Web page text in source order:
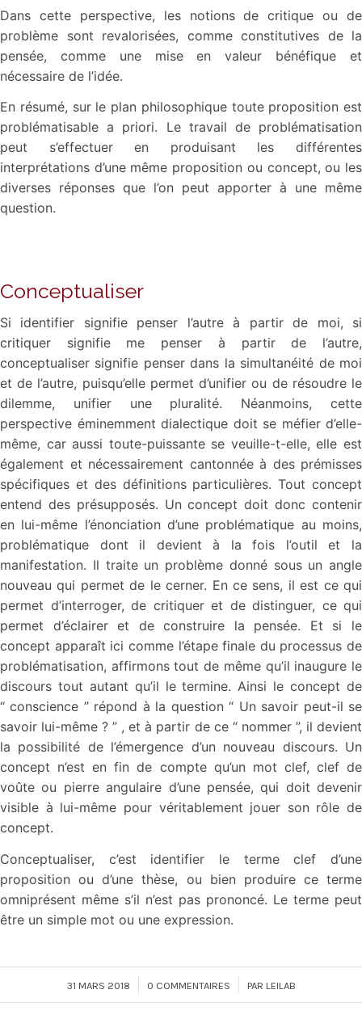
Dans cette perspective, les notions de critique ou de
problème sont revalorisées, comme constitutives de la
pensée, comme une mise en valeur bénéfique et
nécessaire de l’idée.
En résumé, sur le plan philosophique toute proposition est
problématisable a priori. Le travail de problématisation
peut s’effectuer en produisant les différentes
interprétations d’une même proposition ou concept, ou les
diverses réponses que l’on peut apporter à une même
question.
Conceptualiser
Si identifier signifie penser l’autre à partir de moi, si
critiquer signifie me penser à partir de l’autre,
conceptualiser signifie penser dans la simultanéité de moi
et de l’autre, puisqu’elle permet d’unifier ou de résoudre le
dilemme, unifier une pluralité. Néanmoins, cette
perspective éminemment dialectique doit se méfier d’elle-
même, car aussi toute-puissante se veuille-t-elle, elle est
également et nécessairement cantonnée à des prémisses
spécifiques et des définitions particulières. Tout concept
entend des présupposés. Un concept doit donc contenir
en lui-même l’énonciation d’une problématique au moins,
problématique dont il devient à la fois l’outil et la
manifestation. Il traite un problème donné sous un angle
nouveau qui permet de le cerner. En ce sens, il est ce qui
permet d’interroger, de critiquer et de distinguer, ce qui
permet d’éclairer et de construire la pensée. Et si le
concept apparaît ici comme l’étape finale du processus de
problématisation, affirmons tout de même qu’il inaugure le
discours tout autant qu’il le termine. Ainsi le concept de
“ conscience ” répond à la question “ Un savoir peut-il se
savoir lui-même ? ” , et à partir de ce “ nommer ”, il devient
la possibilité de l’émergence d’un nouveau discours. Un
concept n’est en fin de compte qu’un mot clef, clef de
voûte ou pierre angulaire d’une pensée, qui doit devenir
visible à lui-même pour véritablement jouer son rôle de
concept.
Conceptualiser, c’est identifier le terme clef d’une
proposition ou d’une thèse, ou bien produire ce terme
omniprésent même s’il n’est pas prononcé. Le terme peut
être un simple mot ou une expression.
31 MARS 2018
/ 0 COMMENTAIRES
/ PAR LEILAB